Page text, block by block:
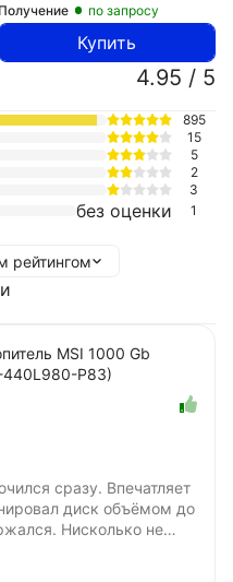
Получение по запросу
Купить
4.95 / 5
895
15
5
2
3
без оценки 1
рейтингом
MSI 1000 Gb
440L980-P83)
сразу. Впечатляет
диск объёмом до
Нисколько не
удалять для